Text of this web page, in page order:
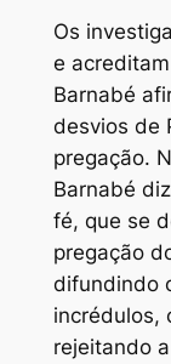
Os
e
Barnabé
desvios de
pregação.
Barnabé
fé, que se
pregação
difundindo
incrédulos,
rejeitando